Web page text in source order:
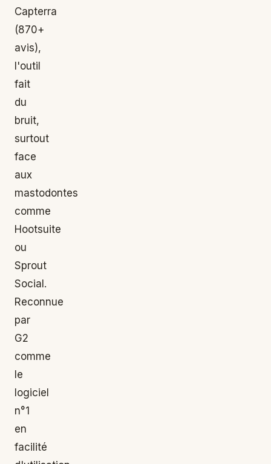
Capterra
(870+
avis),
l'outil
fait
du
bruit,
surtout
face
aux
mastodontes
comme
Hootsuite
ou
Sprout
Social.
Reconnue
par
G2
comme
le
logiciel
n°1
en
facilité